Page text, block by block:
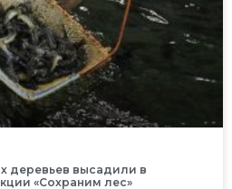
деревьев высадили в
«Сохраним лес»